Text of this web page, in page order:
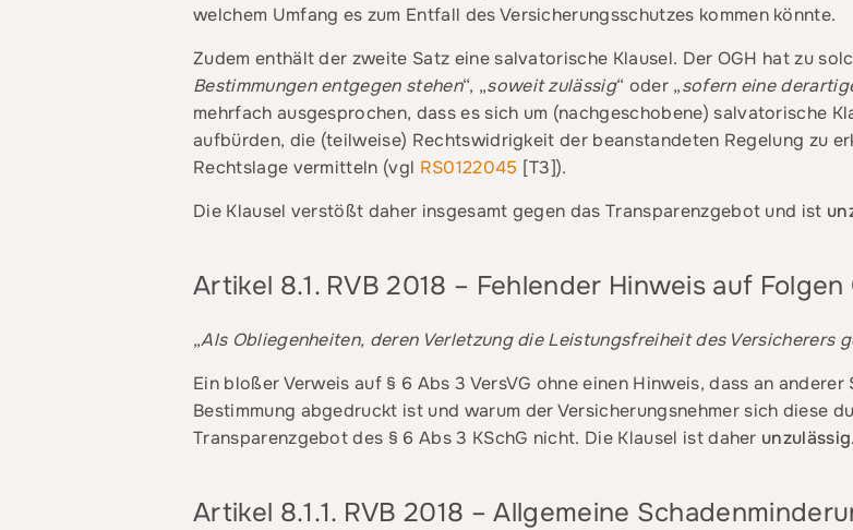
welchem Umfang es zum Entfall des Versicherungsschutzes kommen könnte.
Zudem enthält der zweite Satz eine salvatorische Klausel. Der OGH hat zu
Bestimmungen entgegen stehen“, „soweit zulässig“ oder „sofern eine
mehrfach ausgesprochen, dass es sich um (nachgeschobene) salvatorische
aufbürden, die (teilweise) Rechtswidrigkeit der beanstandeten Regelung zu
Rechtslage vermitteln (vgl RS0122045 [T3]).
Die Klausel verstößt daher insgesamt gegen das Transparenzgebot und ist
Artikel 8.1. RVB 2018 – Fehlender Hinweis auf
„Als Obliegenheiten, deren Verletzung die Leistungsfreiheit des Versicherers
Ein bloßer Verweis auf § 6 Abs 3 VersVG ohne einen Hinweis, dass an
Bestimmung abgedruckt ist und warum der Versicherungsnehmer sich diese
Transparenzgebot des § 6 Abs 3 KSchG nicht. Die Klausel ist daher unzulässig.
Artikel 8.1.1. RVB 2018 – Allgemeine